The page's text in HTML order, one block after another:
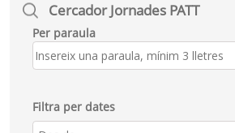
Cercador Jornades PATT
Per paraula
Filtra per dates